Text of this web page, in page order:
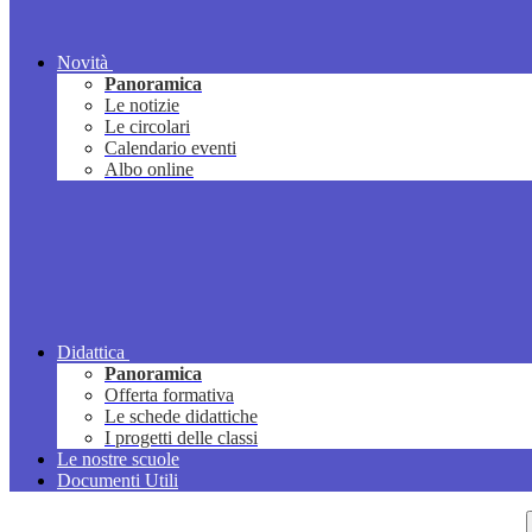
Novità
Panoramica
Le notizie
Le circolari
Calendario eventi
Albo online
Didattica
Panoramica
Offerta formativa
Le schede didattiche
I progetti delle classi
Le nostre scuole
Documenti Utili